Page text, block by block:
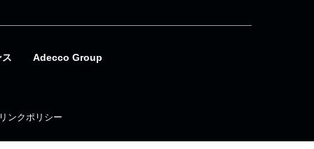
Adecco Group
ンクポリシー